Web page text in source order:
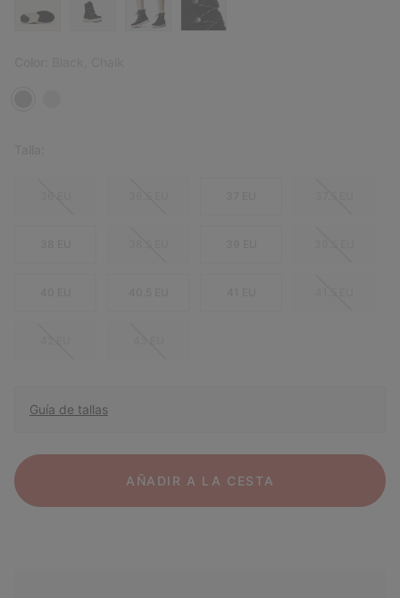
Guía de tallas
AÑADIR A LA CESTA